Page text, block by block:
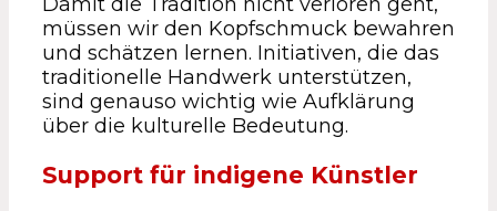
müssen wir den Kopfschmuck bewahren
und schätzen lernen. Initiativen, die das
traditionelle Handwerk unterstützen,
sind genauso wichtig wie Aufklärung
über die kulturelle Bedeutung.
Support für indigene Künstler